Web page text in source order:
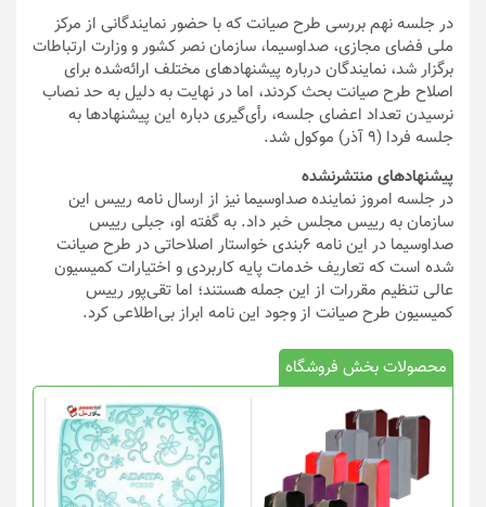
در جلسه نهم بررسی طرح صیانت که با حضور نمایندگانی از مرکز
ملی فضای مجازی، صداوسیما، سازمان نصر کشور و وزارت ارتباطات
برگزار شد، نمایندگان درباره پیشنهادهای مختلف ارائه‌شده برای
اصلاح طرح صیانت بحث کردند، اما در نهایت به دلیل به حد نصاب
نرسیدن تعداد اعضای جلسه، رأی‌گیری دباره این پیشنهادها به
جلسه فردا (۹ آذر) موکول شد.
پیشنهادهای منتشرنشده
در جلسه امروز نماینده صداوسیما نیز از ارسال نامه رییس این
سازمان به رییس مجلس خبر داد. به گفته او، جبلی رییس
صداوسیما در این نامه ۶بندی خواستار اصلاحاتی در طرح صیانت
شده است که تعاریف خدمات پایه کاربردی و اختیارات کمیسیون
عالی تنظیم مقررات از این جمله هستند؛ اما تقی‌پور رییس
کمیسیون طرح صیانت از وجود این نامه ابراز بی‌اطلاعی کرد.
محصولات بخش فروشگاه